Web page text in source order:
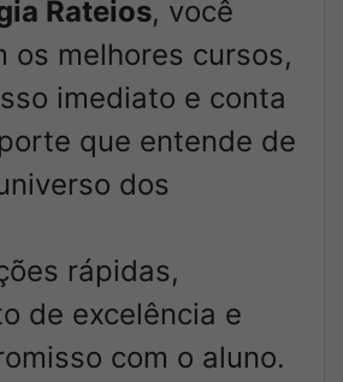
Rateios, você
os melhores cursos,
imediato e conta
que entende de
dos
rápidas,
de excelência e
com o aluno.